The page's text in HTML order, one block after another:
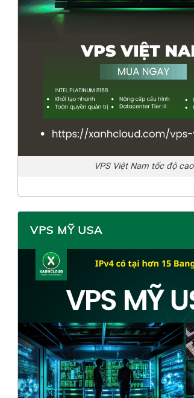
VPS Việt Nam tốc độ cao
VPS MỸ USA